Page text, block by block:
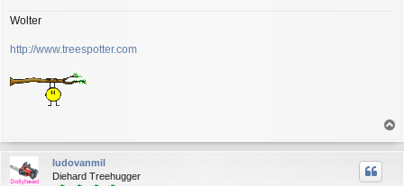
Wolter
http://www.treespotter.com
o
p
ludovanmil
Diehard Treehugger